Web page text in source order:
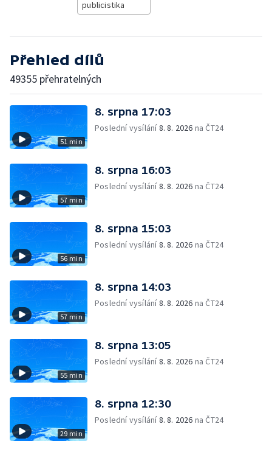
publicistika
Přehled dílů
49355 přehratelných
51 min
8. srpna 17:03
Poslední vysílání8. 8. 2026 na ČT24
57 min
8. srpna 16:03
Poslední vysílání8. 8. 2026 na ČT24
56 min
8. srpna 15:03
Poslední vysílání8. 8. 2026 na ČT24
57 min
8. srpna 14:03
Poslední vysílání8. 8. 2026 na ČT24
55 min
8. srpna 13:05
Poslední vysílání8. 8. 2026 na ČT24
29 min
8. srpna 12:30
Poslední vysílání8. 8. 2026 na ČT24